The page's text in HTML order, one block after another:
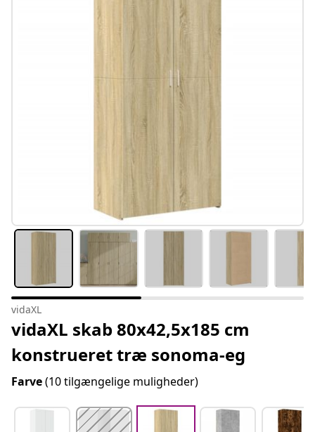
vidaXL
vidaXL skab 80x42,5x185 cm
konstrueret træ sonoma-eg
Farve(10 tilgængelige muligheder)